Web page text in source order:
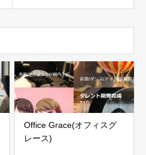
Office Grace(オフィスグ
レース)